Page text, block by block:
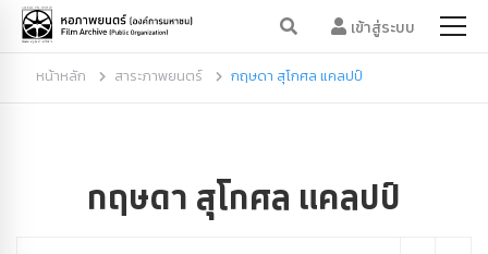
เข้าสู่ระบบ
หน้าหลัก สาระภาพยนตร์ กฤษดา สุโกศล แคลปป์
กฤษดา สุโกศล แคลปป์